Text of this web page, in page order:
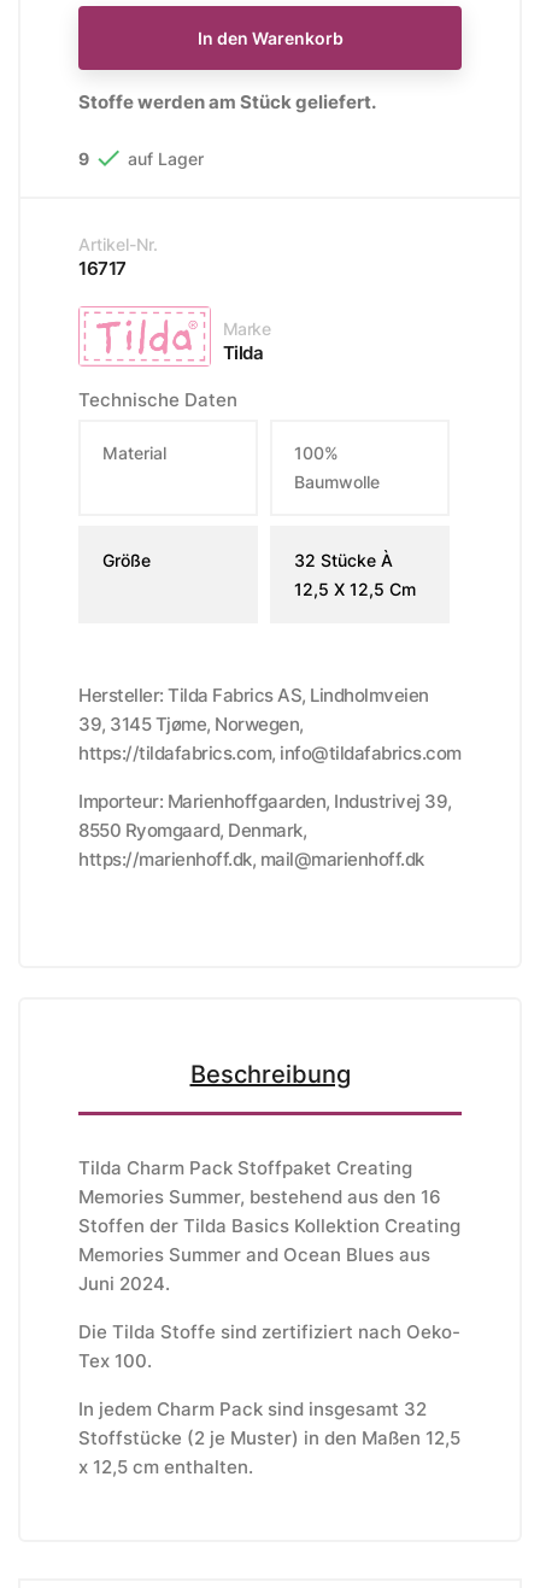
In den Warenkorb
Stoffe werden am Stück geliefert.
9  auf Lager
Artikel-Nr.
16717
Marke
Tilda
Technische Daten
Material
100%
Baumwolle
Größe
32 Stücke À
12,5 X 12,5 Cm
Hersteller: Tilda Fabrics AS, Lindholmveien
39, 3145 Tjøme, Norwegen,
https://tildafabrics.com, info@tildafabrics.com
Importeur: Marienhoffgaarden, Industrivej 39,
8550 Ryomgaard, Denmark,
https://marienhoff.dk, mail@marienhoff.dk
Beschreibung
Tilda Charm Pack Stoffpaket Creating
Memories Summer, bestehend aus den 16
Stoffen der Tilda Basics Kollektion Creating
Memories Summer and Ocean Blues aus
Juni 2024.
Die Tilda Stoffe sind zertifiziert nach Oeko-
Tex 100.
In jedem Charm Pack sind insgesamt 32
Stoffstücke (2 je Muster) in den Maßen 12,5
x 12,5 cm enthalten.